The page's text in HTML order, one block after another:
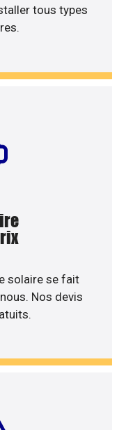
tous types
solaire se fait
Nos devis